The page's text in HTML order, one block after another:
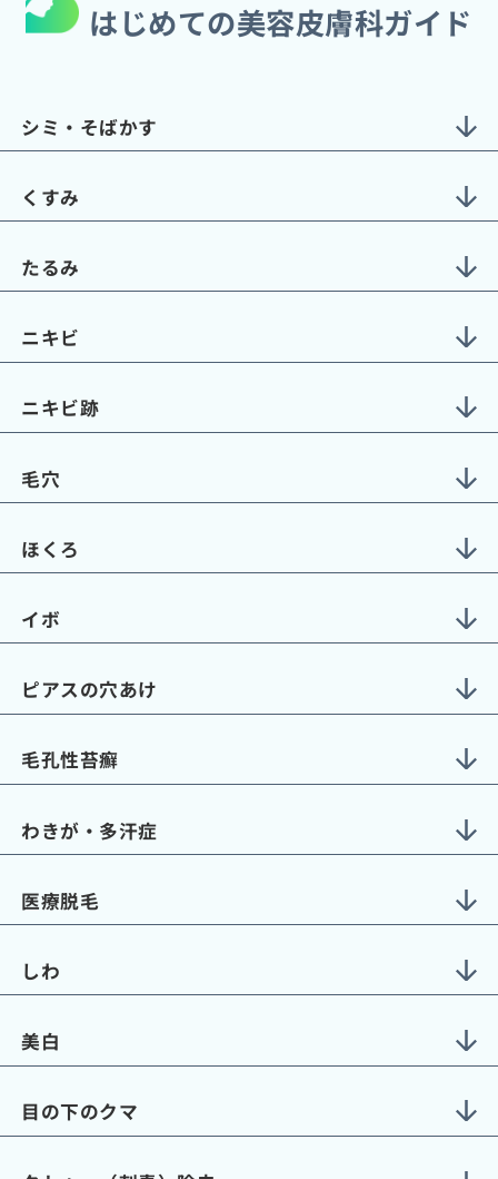
はじめての美容皮膚科ガイド
シミ・そばかす
くすみ
たるみ
ニキビ
ニキビ跡
毛穴
ほくろ
イボ
ピアスの穴あけ
毛孔性苔癬
わきが・多汗症
医療脱毛
しわ
美白
目の下のクマ